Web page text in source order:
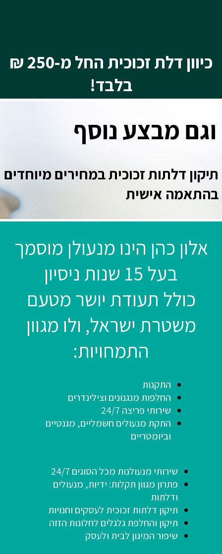
כיוון דלת זכוכית החל מ-250 ₪
בלבד!
וגם מבצע נוסף
תיקון דלתות זכוכית במחירים מיוחדים
בהתאמה אישית
אלון כהן הינו מנעולן מוסמך
בעל 15 שנות ניסיון
כולל תעודת יושר מטעם
משטרת ישראל, ולו מגוון
התמחויות:
התקנות
החלפות מנגנונים וצילינדרים
שירותי פריצה 24/7
התקת מנעולים חשמליים, מגנטיים
וביומטריים
שירותי מנעולנות מכל הסוגים 24/7
פתרון מגוון תקלות: ידיות, מנעולים
ודלתות
תיקון דלתות זכוכית לעסקים וחנויות
תיקון והחלפת גלגלים לחלונות הזזה
שיפור המיגון לבית ולעסק